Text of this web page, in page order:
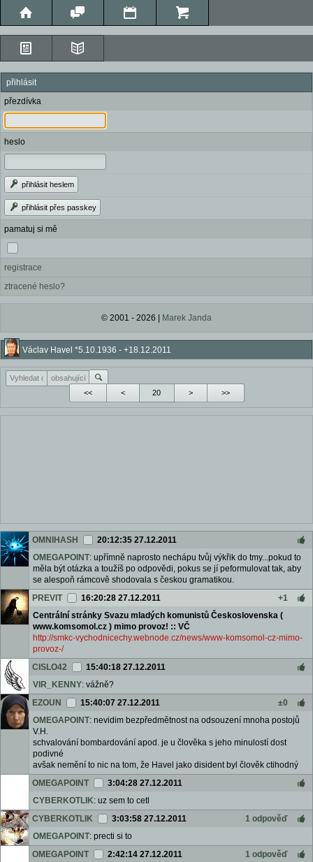
přihlásit
přezdívka
heslo
přihlásit heslem
přihlásit přes passkey
pamatuj si mě
registrace
ztracené heslo?
© 2001 - 2026 | Marek Janda
Václav Havel *5.10.1936 - +18.12.2011
<< < > >>
OMNIHASH
20:12:35 27.12.2011
OMEGAPOINT: upřímně naprosto nechápu tvůj výkřik do tmy...pokud to
měla být otázka a toužíš po odpovědi, pokus se jí peformulovat tak, aby
se alespoň rámcově shodovala s českou gramatikou.
PREVIT
16:20:28 27.12.2011
+1
Centrální stránky Svazu mladých komunistů Československa (
www.komsomol.cz ) mimo provoz! :: VČ
http://smkc-vychodnicechy.webnode.cz/news/www-komsomol-cz-mimo-
provoz-/
CISLO42
15:40:18 27.12.2011
VIR_KENNY: vážně?
EZOUN
15:40:07 27.12.2011
±0
OMEGAPOINT: nevidim bezpředmětnost na odsouzení mnoha postojů
V.H.
schvalování bombardování apod. je u člověka s jeho minulostí dost
podivné
avšak nemění to nic na tom, že Havel jako disident byl člověk ctihodný
OMEGAPOINT
3:04:28 27.12.2011
CYBERKOTLIK: uz sem to cetl
CYBERKOTLIK
3:03:58 27.12.2011
1 odpověď
OMEGAPOINT: precti si to
OMEGAPOINT
2:42:14 27.12.2011
1 odpověď